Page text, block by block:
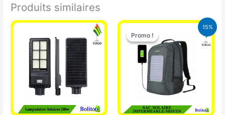
Produits similaires
15%
Promo !
Promo !
Le
prix
initial
était :
29.500 CFA.
Le
prix
actuel